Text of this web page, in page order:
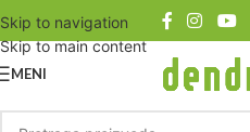
Skip to navigation
Skip to main content
MENI